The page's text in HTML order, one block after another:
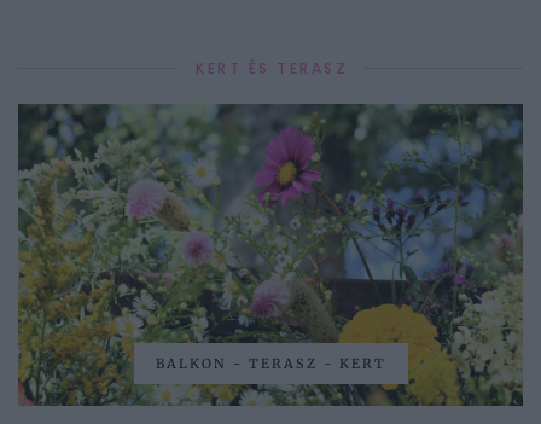
KERT ÉS TERASZ
BALKON - TERASZ - KERT